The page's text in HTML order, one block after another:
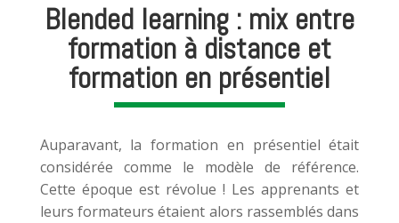
Blended learning : mix entre
formation à distance et
formation en présentiel
Auparavant, la formation en présentiel était
considérée comme le modèle de référence.
Cette époque est révolue ! Les apprenants et
leurs formateurs étaient alors rassemblés dans